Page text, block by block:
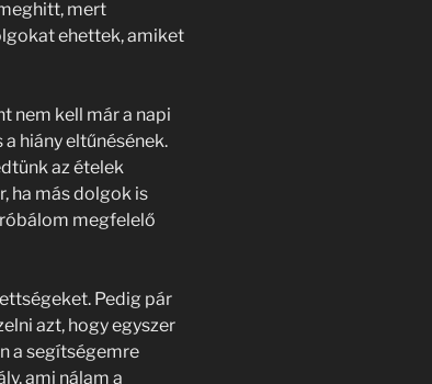
mert
ehettek, amiket
nem kell már a napi
hiány eltűnésének.
az ételek
ha más dolgok is
megfelelő
Pedig pár
azt, hogy egyszer
a segítségemre
ami nálam a